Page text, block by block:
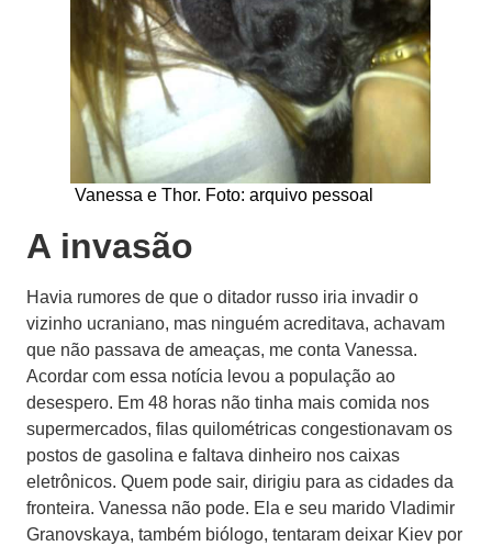
Vanessa e Thor. Foto: arquivo pessoal
A invasão
Havia rumores de que o ditador russo iria invadir o
vizinho ucraniano, mas ninguém acreditava, achavam
que não passava de ameaças, me conta Vanessa.
Acordar com essa notícia levou a população ao
desespero. Em 48 horas não tinha mais comida nos
supermercados, filas quilométricas congestionavam os
postos de gasolina e faltava dinheiro nos caixas
eletrônicos. Quem pode sair, dirigiu para as cidades da
fronteira. Vanessa não pode. Ela e seu marido Vladimir
Granovskaya, também biólogo, tentaram deixar Kiev por